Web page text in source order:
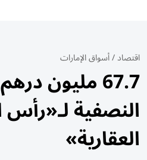
اقتصاد/أسواق الإمارات
67.7 مليون
النصفية لـ«رأس
العقارية»